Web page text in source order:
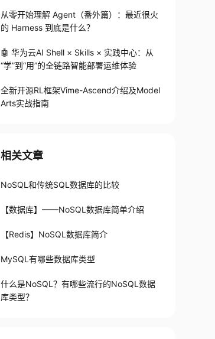
从零开始理解 Agent（番外篇）：最近很火
的 Harness 到底是什么？
🤖 华为云AI Shell × Skills × 实践中心：从
“学”到“用”的全链路智能部署运维体验
全新开源RL框架Vime-Ascend介绍及Model
Arts实战指南
相关文章
NoSQL和传统SQL数据库的比较
【数据库】——NoSQL数据库简单介绍
【Redis】NoSQL数据库简介
MySQL有哪些数据库类型
什么是NoSQL？有哪些流行的NoSQL数据
库类型？